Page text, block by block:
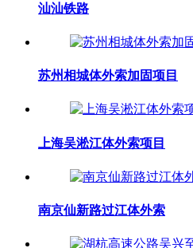
汕汕铁路
苏州相城体外索加固项目
上海吴淞江体外索项目
南京仙新路过江体外索